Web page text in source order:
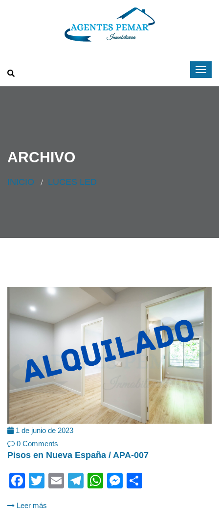
ARCHIVO
INICIO LUCES LED
1 de junio de 2023
0 Comments
Pisos en Nueva España / APA-007
Facebook
Twitter
EmailTelegram
WhatsApp
Messenger
Leer más